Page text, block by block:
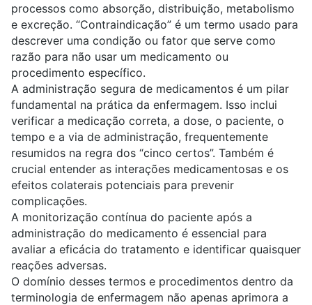
processos como absorção, distribuição, metabolismo
e excreção. “Contraindicação” é um termo usado para
descrever uma condição ou fator que serve como
razão para não usar um medicamento ou
procedimento específico.
A administração segura de medicamentos é um pilar
fundamental na prática da enfermagem. Isso inclui
verificar a medicação correta, a dose, o paciente, o
tempo e a via de administração, frequentemente
resumidos na regra dos “cinco certos”. Também é
crucial entender as interações medicamentosas e os
efeitos colaterais potenciais para prevenir
complicações.
A monitorização contínua do paciente após a
administração do medicamento é essencial para
avaliar a eficácia do tratamento e identificar quaisquer
reações adversas.
O domínio desses termos e procedimentos dentro da
terminologia de enfermagem não apenas aprimora a